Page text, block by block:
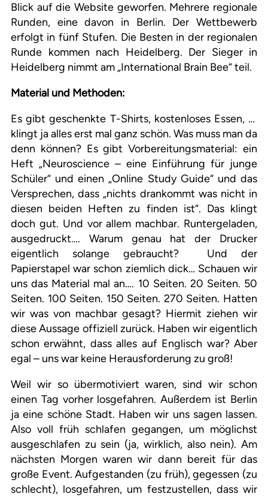
Blick auf die Website geworfen. Mehrere regionale
Runden, eine davon in Berlin. Der Wettbewerb
erfolgt in fünf Stufen. Die Besten in der regionalen
Runde kommen nach Heidelberg. Der Sieger in
Heidelberg nimmt am „International Brain Bee“ teil.
Material und Methoden:
Es gibt geschenkte T-Shirts, kostenloses Essen, …
klingt ja alles erst mal ganz schön. Was muss man da
denn können? Es gibt Vorbereitungsmaterial: ein
Heft „Neuroscience – eine Einführung für junge
Schüler“ und einen „Online Study Guide“ und das
Versprechen, dass „nichts drankommt was nicht in
diesen beiden Heften zu finden ist“. Das klingt
doch gut. Und vor allem machbar. Runtergeladen,
ausgedruckt…. Warum genau hat der Drucker
eigentlich solange gebraucht? Und der
Papierstapel war schon ziemlich dick… Schauen wir
uns das Material mal an…. 10 Seiten. 20 Seiten. 50
Seiten. 100 Seiten. 150 Seiten. 270 Seiten. Hatten
wir was von machbar gesagt? Hiermit ziehen wir
diese Aussage offiziell zurück. Haben wir eigentlich
schon erwähnt, dass alles auf Englisch war? Aber
egal – uns war keine Herausforderung zu groß!
Weil wir so übermotiviert waren, sind wir schon
einen Tag vorher losgefahren. Außerdem ist Berlin
ja eine schöne Stadt. Haben wir uns sagen lassen.
Also voll früh schlafen gegangen, um möglichst
ausgeschlafen zu sein (ja, wirklich, also nein). Am
nächsten Morgen waren wir dann bereit für das
große Event. Aufgestanden (zu früh), gegessen (zu
schlecht), losgefahren, um festzustellen, dass wir